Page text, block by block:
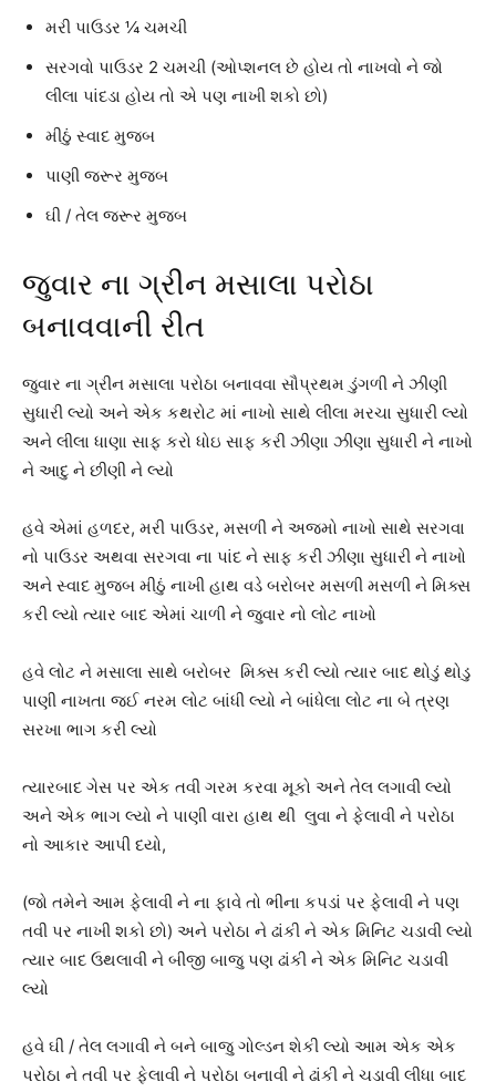
મરી પાઉડર ¼ ચમચી
સરગવો પાઉડર 2 ચમચી (ઓપ્શનલ છે હોય તો નાખવો ને જો
લીલા પાંદડા હોય તો એ પણ નાખી શકો છો)
મીઠું સ્વાદ મુજબ
પાણી જરૂર મુજબ
ઘી / તેલ જરૂર મુજબ
જુવાર ના ગ્રીન મસાલા પરોઠા
બનાવવાની રીત
જુવાર ના ગ્રીન મસાલા પરોઠા બનાવવા સૌપ્રથમ ડુંગળી ને ઝીણી
સુધારી લ્યો અને એક કથરોટ માં નાખો સાથે લીલા મરચા સુધારી લ્યો
અને લીલા ધાણા સાફ કરો ધોઇ સાફ કરી ઝીણા ઝીણા સુધારી ને નાખો
ને આદુ ને છીણી ને લ્યો
હવે એમાં હળદર, મરી પાઉડર, મસળી ને અજમો નાખો સાથે સરગવા
નો પાઉડર અથવા સરગવા ના પાંદ ને સાફ કરી ઝીણા સુધારી ને નાખો
અને સ્વાદ મુજબ મીઠું નાખી હાથ વડે બરોબર મસળી મસળી ને મિક્સ
કરી લ્યો ત્યાર બાદ એમાં ચાળી ને જુવાર નો લોટ નાખો
હવે લોટ ને મસાલા સાથે બરોબર મિક્સ કરી લ્યો ત્યાર બાદ થોડું થોડુ
પાણી નાખતા જઈ નરમ લોટ બાંધી લ્યો ને બાંધેલા લોટ ના બે ત્રણ
સરખા ભાગ કરી લ્યો
ત્યારબાદ ગેસ પર એક તવી ગરમ કરવા મૂકો અને તેલ લગાવી લ્યો
અને એક ભાગ લ્યો ને પાણી વારા હાથ થી લુવા ને ફેલાવી ને પરોઠા
નો આકાર આપી દયો,
(જો તમેને આમ ફેલાવી ને ના ફાવે તો ભીના કપડાં પર ફેલાવી ને પણ
તવી પર નાખી શકો છો) અને પરોઠા ને ઢાંકી ને એક મિનિટ ચડાવી લ્યો
ત્યાર બાદ ઉથલાવી ને બીજી બાજુ પણ ઢાંકી ને એક મિનિટ ચડાવી
લ્યો
હવે ઘી / તેલ લગાવી ને બને બાજુ ગોલ્ડન શેકી લ્યો આમ એક એક
પરોઠા ને તવી પર ફેલાવી ને પરોઠા બનાવી ને ઢાંકી ને ચડાવી લીધા બાદ